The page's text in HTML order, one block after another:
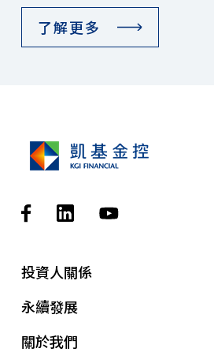
了解更多
投資人關係
永續發展
關於我們